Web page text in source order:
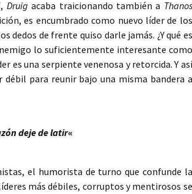
, Druig acaba traicionando también a Thanos
es encumbrado como nuevo líder de los
dedos de frente quiso darle jamás. ¿Y qué es
lo suficientemente interesante como
es una serpiente venenosa y retorcida. Y así
débil para reunir bajo una misma bandera a
deje de latir«
el humorista de turno que confunde la
más débiles, corruptos y mentirosos se